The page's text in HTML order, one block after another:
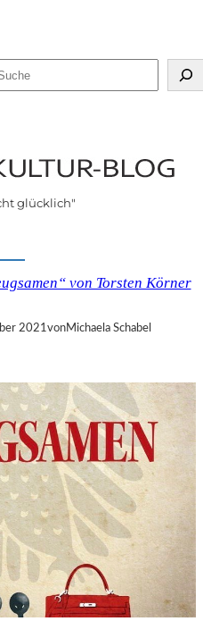
glücklich"
von Torsten Körner
2021vonMichaela Schabel